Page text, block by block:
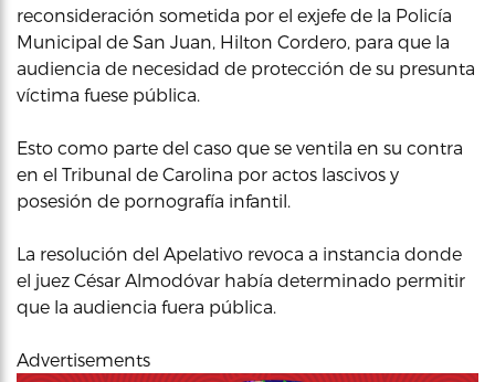
reconsideración sometida por el exjefe de la Policía
Municipal de San Juan, Hilton Cordero, para que la
audiencia de necesidad de protección de su presunta
víctima fuese pública.
Esto como parte del caso que se ventila en su contra
en el Tribunal de Carolina por actos lascivos y
posesión de pornografía infantil.
La resolución del Apelativo revoca a instancia donde
el juez César Almodóvar había determinado permitir
que la audiencia fuera pública.
Advertisements